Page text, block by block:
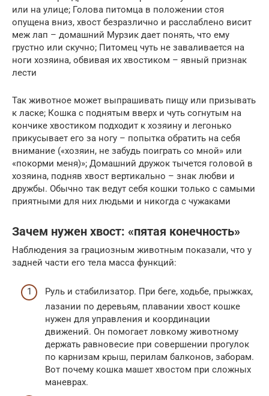
или на улице; Голова питомца в положении стоя
опущена вниз, хвост безразлично и расслаблено висит
меж лап – домашний Мурзик дает понять, что ему
грустно или скучно; Питомец чуть не заваливается на
ноги хозяина, обвивая их хвостиком – явный признак
лести
Так животное может выпрашивать пищу или призывать
к ласке; Кошка с поднятым вверх и чуть согнутым на
кончике хвостиком подходит к хозяину и легонько
прикусывает его за ногу – попытка обратить на себя
внимание («хозяин, не забудь поиграть со мной» или
«покорми меня)»; Домашний дружок тычется головой в
хозяина, подняв хвост вертикально – знак любви и
дружбы. Обычно так ведут себя кошки только с самыми
приятными для них людьми и никогда с чужаками
Зачем нужен хвост: «пятая конечность»
Наблюдения за грациозным животным показали, что у
задней части его тела масса функций:
Руль и стабилизатор. При беге, ходьбе, прыжках,
лазании по деревьям, плавании хвост кошке
нужен для управления и координации
движений. Он помогает ловкому животному
держать равновесие при совершении прогулок
по карнизам крыш, перилам балконов, заборам.
Вот почему кошка машет хвостом при сложных
маневрах.